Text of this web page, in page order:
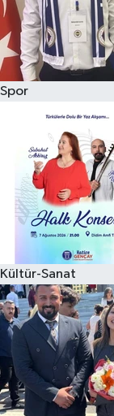
Spor
Kültür-Sanat